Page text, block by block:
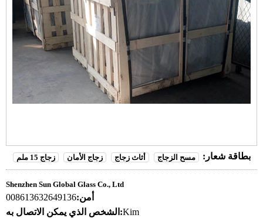
بطاقة شعار: مسح الزجاج أثاث زجاج زجاج الأمان زجاج 15 ملم
Shenzhen Sun Global Glass Co., Ltd
أمن:008613632649136
الشخص الذي يمكن الاتصال به:Kim